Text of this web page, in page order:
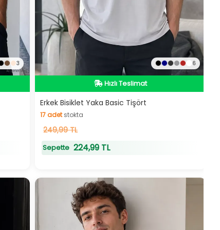
3 6
Hızlı Teslimat
Hızlı Teslimat
Erkek Bisiklet Yaka Basic Tişört
17adetstokta
17adetstokta
249,99 TL
Sepette224,99 TL